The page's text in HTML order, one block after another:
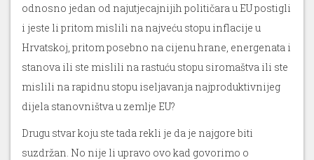
odnosno jedan od najutjecajnijih političara u EU postigli
i jeste li pritom mislili na najveću stopu inflacije u
Hrvatskoj, pritom posebno na cijenu hrane, energenata i
stanova ili ste mislili na rastuću stopu siromaštva ili ste
mislili na rapidnu stopu iseljavanja najproduktivnijeg
dijela stanovništva u zemlje EU?
Drugu stvar koju ste tada rekli je da je najgore biti
suzdržan. No nije li upravo ovo kad govorimo o